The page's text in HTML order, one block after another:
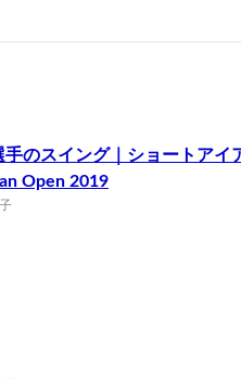
のスイング｜ショートアイ
Open 2019